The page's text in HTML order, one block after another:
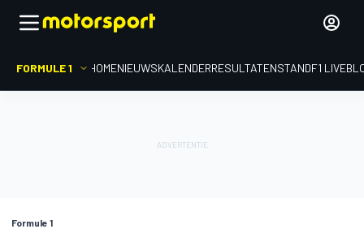
FORMULE 1 HOMENIEUWSKALENDERRESULTATENSTANDF1
Formule 1